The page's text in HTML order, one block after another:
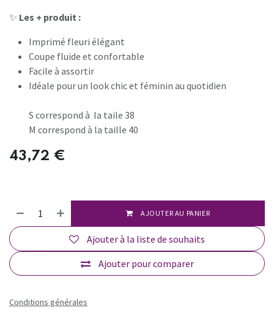
✨ Les + produit :
Imprimé fleuri élégant
Coupe fluide et confortable
Facile à assortir
Idéale pour un look chic et féminin au quotidien
S correspond à la taile 38
M correspond à la taille 40
43,72 €
AJOUTER AU PANIER
Ajouter pour comparer
Ajouter à la liste de souhaits
Conditions générales